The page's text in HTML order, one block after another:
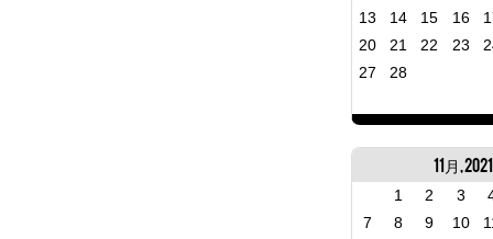
13
14 15 16
20
21 22 23
27
28
11月, 2021
1 2 3
7
8 9 10